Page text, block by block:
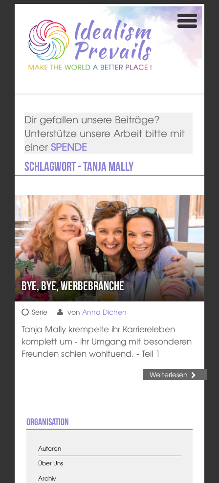
Dir gefallen unsere Beiträge?
Unterstütze unsere Arbeit bitte mit
einer SPENDE
Schlagwort - Tanja Mally
Bye, bye, Werbebranche
Serie von Anna Dichen
Tanja Mally krempelte ihr Karriereleben
komplett um - ihr Umgang mit besonderen
Freunden schien wohltuend. - Teil 1
Weiterlesen
Organisation
Autoren
Über Uns
Archiv